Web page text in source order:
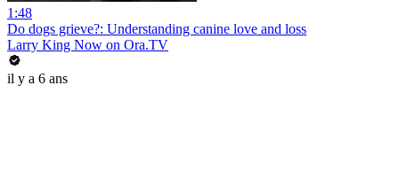
1:48
Do dogs grieve?: Understanding canine love and loss
Larry King Now on Ora.TV
il y a 6 ans